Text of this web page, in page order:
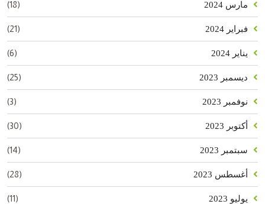
مارس 2024 (18)
فبراير 2024 (21)
يناير 2024 (6)
ديسمبر 2023 (25)
نوفمبر 2023 (3)
أكتوبر 2023 (30)
سبتمبر 2023 (14)
أغسطس 2023 (28)
يوليو 2023 (11)